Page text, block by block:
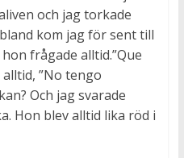
och jag torkade
kom jag för sent till
frågade alltid.”Que
”No tengo
Och jag svarade
Hon blev alltid lika röd i